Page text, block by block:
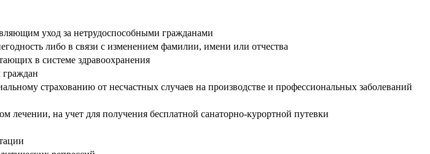
уход за нетрудоспособными гражданами
либо в связи с изменением фамилии, имени или отчества
в системе здравоохранения
граждан
страхованию от несчастных случаев на производстве и профессиональных заболеваний
на учет для получения бесплатной санаторно-курортной путевки